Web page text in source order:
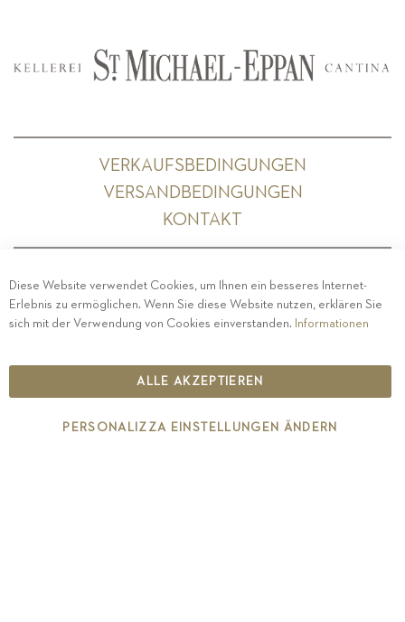
VERKAUFSBEDINGUNGEN
VERSANDBEDINGUNGEN
KONTAKT
PRIVACY-IMPRESSUM- COOKIE POLICY-
ETHISCHER KODEX
IT00126670215
Diese Website verwendet Cookies, um Ihnen ein besseres Internet-
Erlebnis zu ermöglichen. Wenn Sie diese Website nutzen, erklären Sie
sich mit der Verwendung von Cookies einverstanden. Informationen
ALLE AKZEPTIEREN
PERSONALIZZA EINSTELLUNGEN ÄNDERN